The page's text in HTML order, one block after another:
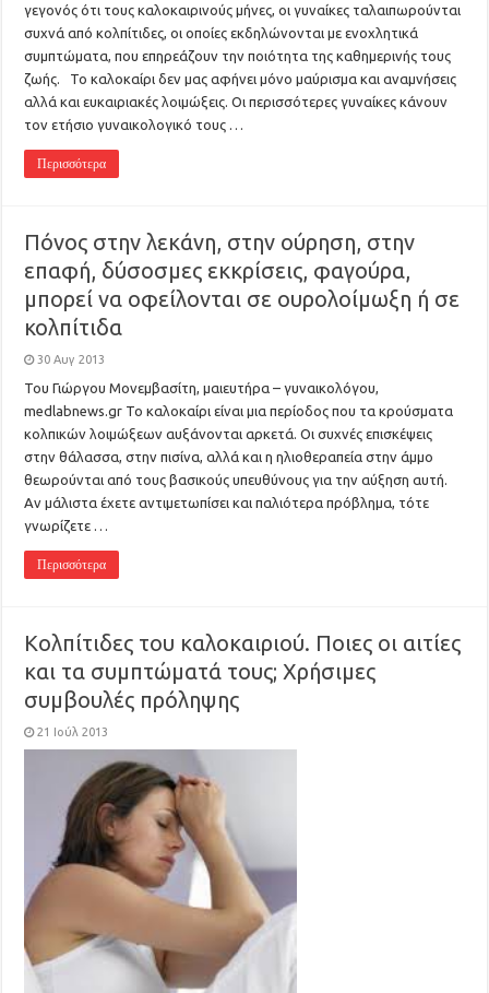
γεγονός ότι τους καλοκαιρινούς μήνες, οι γυναίκες ταλαιπωρούνται
συχνά από κολπίτιδες, οι οποίες εκδηλώνονται με ενοχλητικά
συμπτώματα, που επηρεάζουν την ποιότητα της καθημερινής τους
ζωής. Το καλοκαίρι δεν μας αφήνει μόνο μαύρισμα και αναμνήσεις
αλλά και ευκαιριακές λοιμώξεις. Οι περισσότερες γυναίκες κάνουν
τον ετήσιο γυναικολογικό τους …
Περισσότερα
Πόνος στην λεκάνη, στην ούρηση, στην
επαφή, δύσοσμες εκκρίσεις, φαγούρα,
μπορεί να οφείλονται σε ουρολοίμωξη ή σε
κολπίτιδα
30 Αυγ 2013
Του Γιώργου Μονεμβασίτη, μαιευτήρα – γυναικολόγου,
medlabnews.gr Το καλοκαίρι είναι μια περίοδος που τα κρούσματα
κολπικών λοιμώξεων αυξάνονται αρκετά. Οι συχνές επισκέψεις
στην θάλασσα, στην πισίνα, αλλά και η ηλιοθεραπεία στην άμμο
θεωρούνται από τους βασικούς υπευθύνους για την αύξηση αυτή.
Αν μάλιστα έχετε αντιμετωπίσει και παλιότερα πρόβλημα, τότε
γνωρίζετε …
Περισσότερα
Κολπίτιδες του καλοκαιριού. Ποιες οι αιτίες
και τα συμπτώματά τους; Χρήσιμες
συμβουλές πρόληψης
21 Ιούλ 2013